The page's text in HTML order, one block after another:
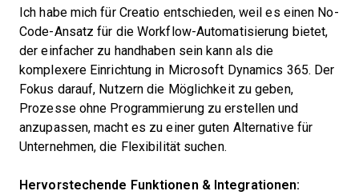
Ich habe mich für Creatio entschieden, weil es einen No-
Code-Ansatz für die Workflow-Automatisierung bietet,
der einfacher zu handhaben sein kann als die
komplexere Einrichtung in Microsoft Dynamics 365. Der
Fokus darauf, Nutzern die Möglichkeit zu geben,
Prozesse ohne Programmierung zu erstellen und
anzupassen, macht es zu einer guten Alternative für
Unternehmen, die Flexibilität suchen.
Hervorstechende Funktionen & Integrationen: